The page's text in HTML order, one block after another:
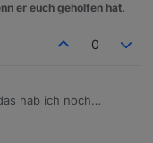
er euch geholfen hat.
0
hab ich noch
Pfad ist
mein "undefined".